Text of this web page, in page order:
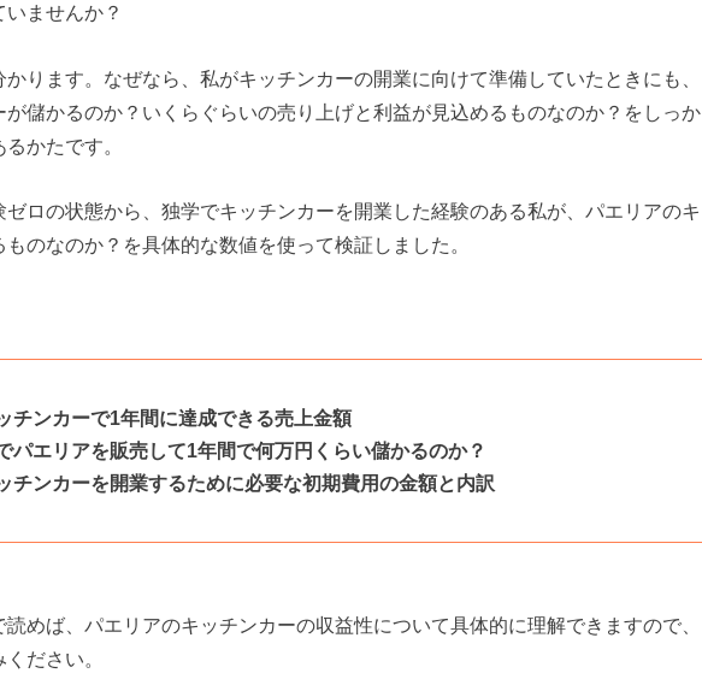
ませんか？
ります。なぜなら、私がキッチンカーの開業に向けて準備していたときにも、
が儲かるのか？いくらぐらいの売り上げと利益が見込めるものなのか？をしっか
かたです。
ゼロの状態から、独学でキッチンカーを開業した経験のある私が、パエリアのキ
のなのか？を具体的な数値を使って検証しました。
チンカーで1年間に達成できる売上金額
パエリアを販売して1年間で何万円くらい儲かるのか？
チンカーを開業するために必要な初期費用の金額と内訳
めば、パエリアのキッチンカーの収益性について具体的に理解できますので、
ださい。